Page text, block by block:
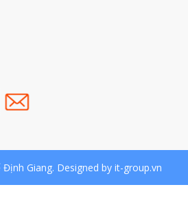
Giang. Designed by it-group.vn